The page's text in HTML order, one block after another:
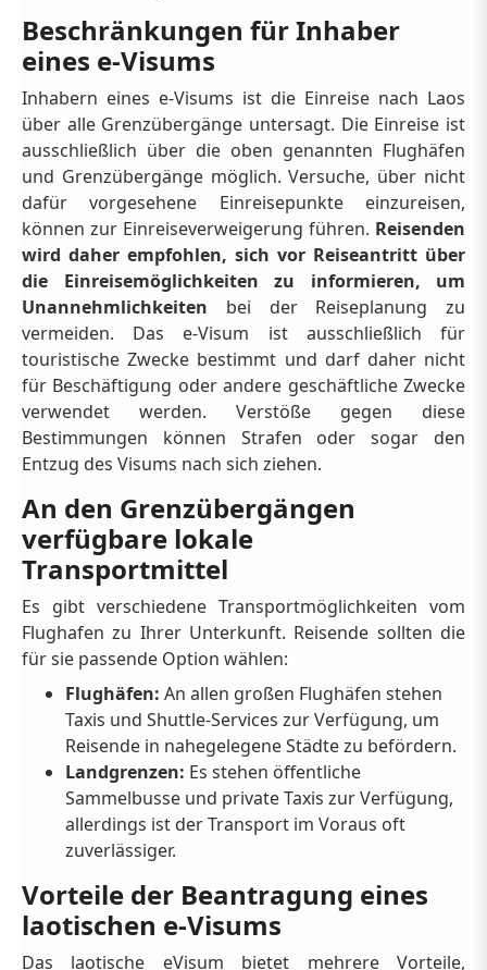
Beschränkungen für Inhaber
eines e-Visums
Inhabern eines e-Visums ist die Einreise nach Laos
über alle Grenzübergänge untersagt. Die Einreise ist
ausschließlich über die oben genannten Flughäfen
und Grenzübergänge möglich. Versuche, über nicht
dafür vorgesehene Einreisepunkte einzureisen,
können zur Einreiseverweigerung führen. Reisenden
wird daher empfohlen, sich vor Reiseantritt über
die Einreisemöglichkeiten zu informieren, um
Unannehmlichkeiten bei der Reiseplanung zu
vermeiden. Das e-Visum ist ausschließlich für
touristische Zwecke bestimmt und darf daher nicht
für Beschäftigung oder andere geschäftliche Zwecke
verwendet werden. Verstöße gegen diese
Bestimmungen können Strafen oder sogar den
Entzug des Visums nach sich ziehen.
An den Grenzübergängen
verfügbare lokale
Transportmittel
Es gibt verschiedene Transportmöglichkeiten vom
Flughafen zu Ihrer Unterkunft. Reisende sollten die
für sie passende Option wählen:
Flughäfen: An allen großen Flughäfen stehen
Taxis und Shuttle-Services zur Verfügung, um
Reisende in nahegelegene Städte zu befördern.
Landgrenzen: Es stehen öffentliche
Sammelbusse und private Taxis zur Verfügung,
allerdings ist der Transport im Voraus oft
zuverlässiger.
Vorteile der Beantragung eines
laotischen e-Visums
Das laotische eVisum bietet mehrere Vorteile,